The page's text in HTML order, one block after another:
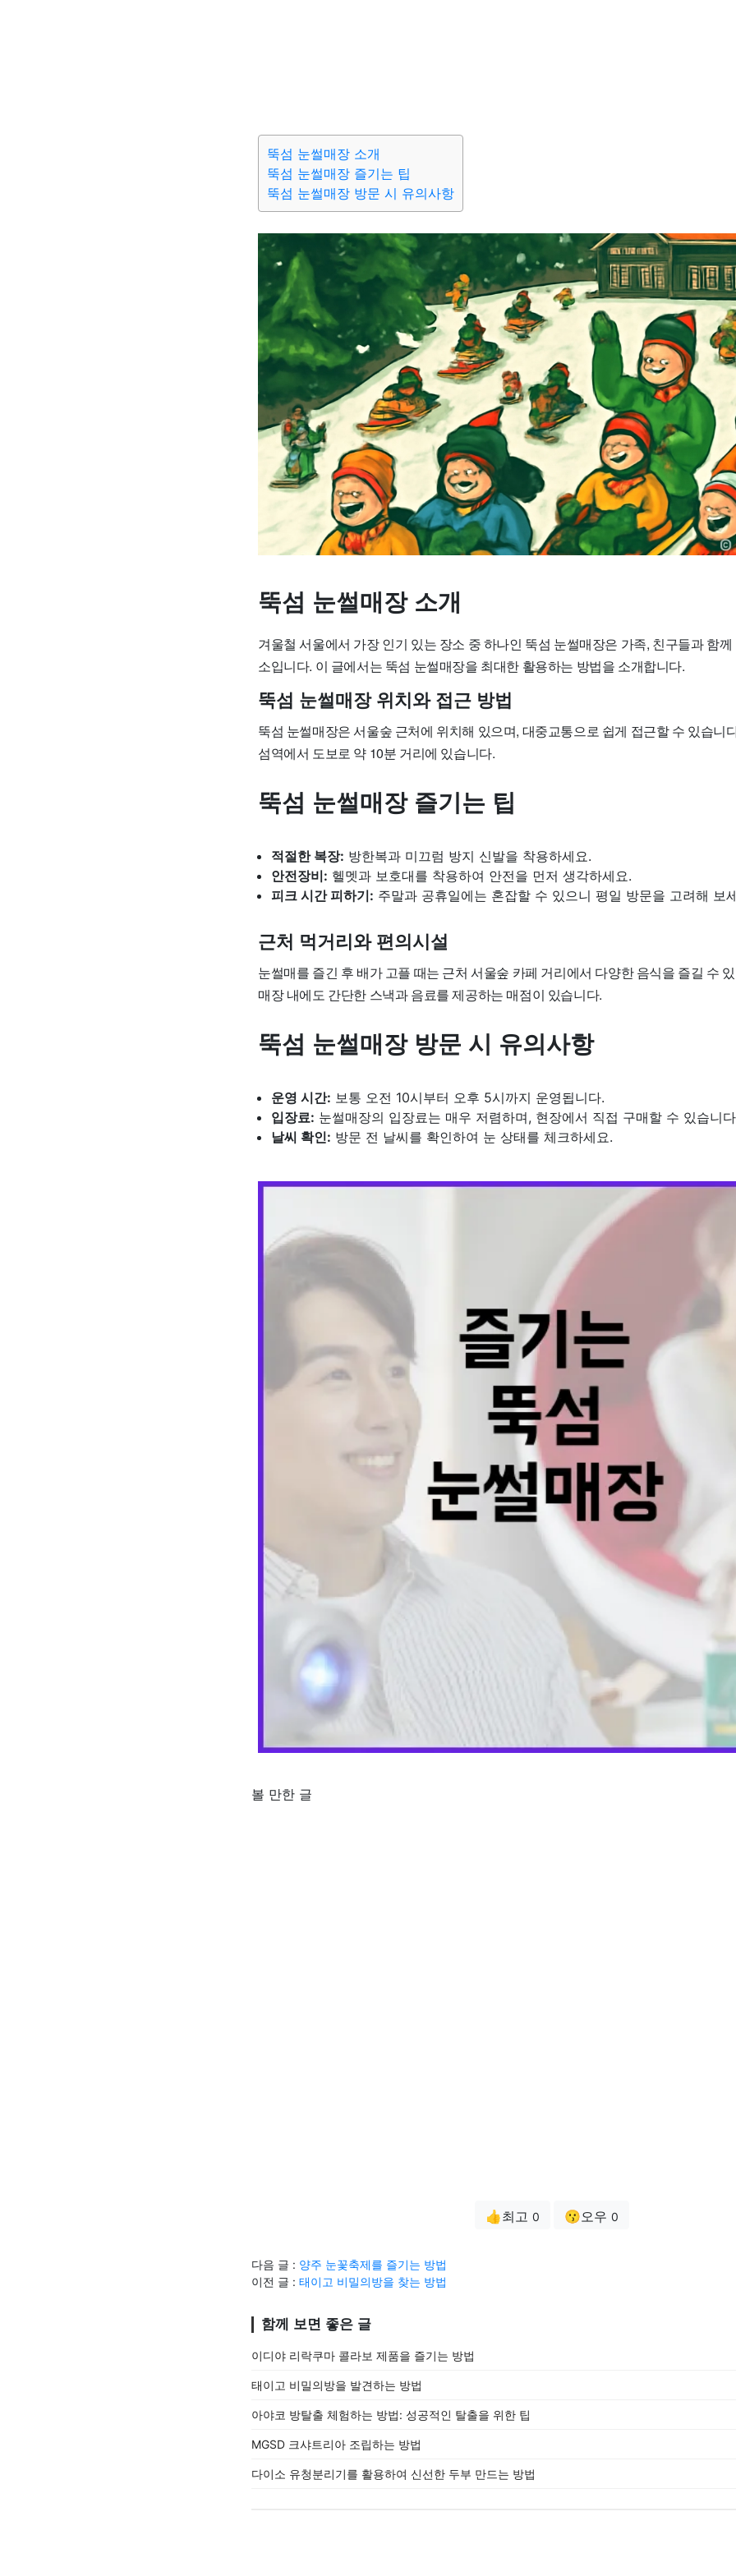
뚝섬 눈썰매장 소개
뚝섬 눈썰매장 즐기는 팁
뚝섬 눈썰매장 방문 시 유의사항
뚝섬 눈썰매장 소개
겨울철 서울에서 가장 인기 있는 장소 중 하나인 뚝섬 눈썰매장은 가족, 친구들과 함
소입니다. 이 글에서는 뚝섬 눈썰매장을 최대한 활용하는 방법을 소개합니다.
뚝섬 눈썰매장 위치와 접근 방법
뚝섬 눈썰매장은 서울숲 근처에 위치해 있으며, 대중교통으로 쉽게 접근할 수 있습니
섬역에서 도보로 약 10분 거리에 있습니다.
뚝섬 눈썰매장 즐기는 팁
적절한 복장: 방한복과 미끄럼 방지 신발을 착용하세요.
안전장비: 헬멧과 보호대를 착용하여 안전을 먼저 생각하세요.
피크 시간 피하기: 주말과 공휴일에는 혼잡할 수 있으니 평일 방문을 고려해 보
근처 먹거리와 편의시설
눈썰매를 즐긴 후 배가 고플 때는 근처 서울숲 카페 거리에서 다양한 음식을 즐길 수
매장 내에도 간단한 스낵과 음료를 제공하는 매점이 있습니다.
뚝섬 눈썰매장 방문 시 유의사항
운영 시간: 보통 오전 10시부터 오후 5시까지 운영됩니다.
입장료: 눈썰매장의 입장료는 매우 저렴하며, 현장에서 직접 구매할 수 있습니
날씨 확인: 방문 전 날씨를 확인하여 눈 상태를 체크하세요.
볼 만한 글
👍최고 0 😗오우 0
다음 글 : 양주 눈꽃축제를 즐기는 방법
이전 글 : 태이고 비밀의방을 찾는 방법
함께 보면 좋은 글
이디야 리락쿠마 콜라보 제품을 즐기는 방법
태이고 비밀의방을 발견하는 방법
아야코 방탈출 체험하는 방법: 성공적인 탈출을 위한 팁
MGSD 크샤트리아 조립하는 방법
다이소 유청분리기를 활용하여 신선한 두부 만드는 방법